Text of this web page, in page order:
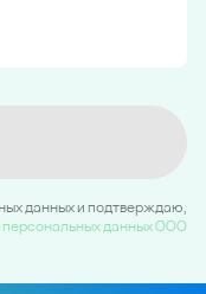
данных и подтверждаю,
персональных данных ООО